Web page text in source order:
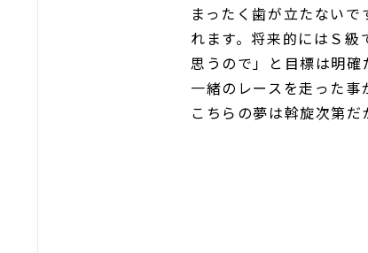
まったく歯が立たない
れます。将来的にはＳ
思うので」と目標は明
一緒のレースを走った事
こちらの夢は斡旋次第だ